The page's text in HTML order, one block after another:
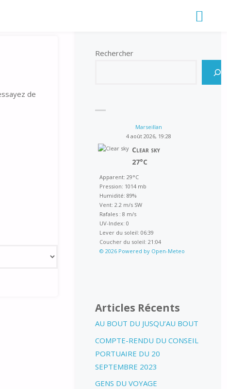
de
Rechercher
Marseillan
4 août 2026, 19:28
Clear sky
27°C
Apparent: 29°C
Pression: 1014 mb
Humidité: 89%
Vent: 2.2 m/s SW
Rafales : 8 m/s
UV-Index: 0
Lever du soleil: 06:39
Coucher du soleil: 21:04
© 2026 Powered by Open-Meteo
Articles Récents
AU BOUT DU JUSQU’AU BOUT
COMPTE-RENDU DU CONSEIL
PORTUAIRE DU 20
SEPTEMBRE 2023
GENS DU VOYAGE